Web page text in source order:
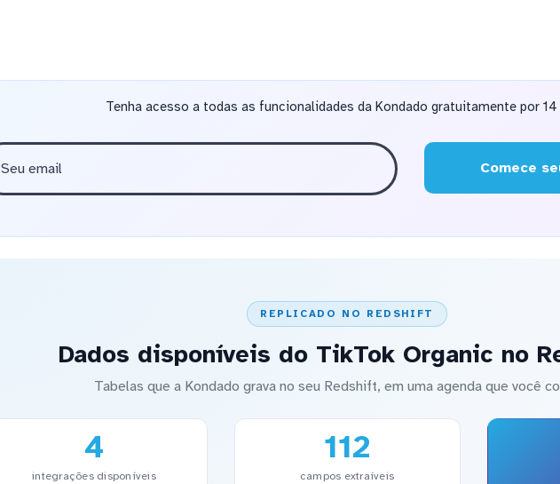
Tenha acesso a todas as funcionalidades da Kondado gratuitamente por 14
Comece
REPLICADO NO REDSHIFT
Dados disponíveis do TikTok Organic no
Tabelas que a Kondado grava no seu Redshift, em uma agenda que você
4
integrações disponíveis
112
campos extraíveis